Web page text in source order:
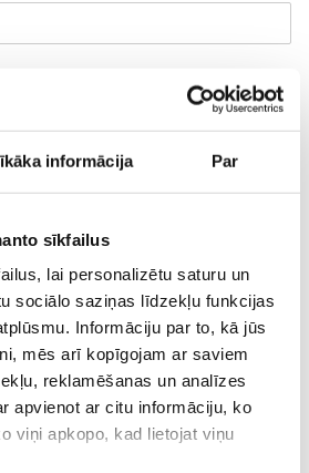
informācija Par
sīkfailus
lai personalizētu saturu un
sociālo saziņas līdzekļu funkcijas
Informāciju par to, kā jūs
mēs arī kopīgojam ar saviem
reklamēšanas un analīzes
apvienot ar citu informāciju, ko
viņi apkopo, kad lietojat viņu
pilsēta, ciems, novads
uz jumta
šindeļu, u.c.
ja montāža uz slīpa jumta